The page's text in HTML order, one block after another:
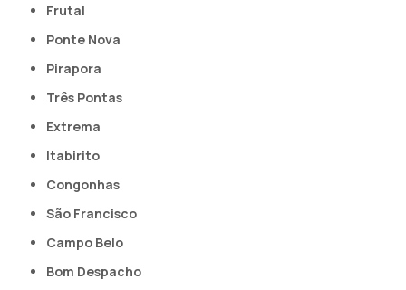
Frutal
Ponte Nova
Pirapora
Três Pontas
Extrema
Itabirito
Congonhas
São Francisco
Campo Belo
Bom Despacho